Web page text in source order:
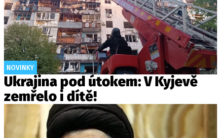
NOVINKY
Ukrajina pod útokem: V Kyjevě
zemřelo i dítě!